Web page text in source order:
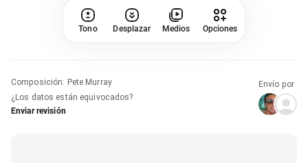
Tono Desplazar Medios Opciones
Composición: Pete Murray
¿Los datos están equivocados?
Enviar revisión
Envío por